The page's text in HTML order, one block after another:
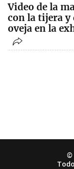
Video de la
con la tijera y
oveja en la
©